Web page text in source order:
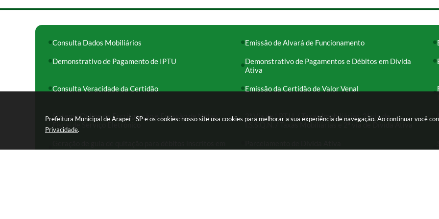
Prefeitura Municipal de Arapeí - SP e os cookies: nosso site usa cookies para melhorar a sua experiência de navegação. Ao continuar você
Privacidade.
Consulta Dados Mobiliários Emissão de Alvará de Funcionamento
Demonstrativo de Pagamento de IPTU
Demonstrativo de Pagamentos e Débitos em Dívida
Ativa
Consulta Veracidade da Certidão Emissão da Certidão de Valor Venal
Sistema Online de Escrituração e Emissão de Notas
Fiscal de Serviço Eletrônico
2ª Via de I.P.T.U. / Taxas Imobiliárias, 2ª via de
I.S.S.Q.N. / Taxas Mobiliárias e 2ª via de Dívida Ativa
Dívida Ativa